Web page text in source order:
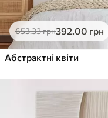
653.33грн392.00 грн
Абстрактні квіти